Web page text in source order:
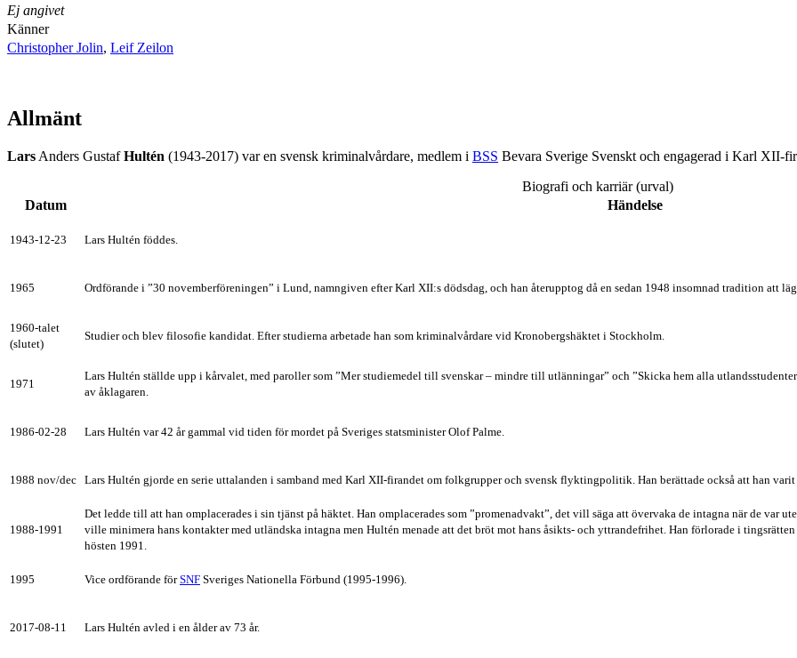
Ej angivet
Känner
Christopher Jolin, Leif Zeilon
Allmänt
Lars Anders GustafHultén (1943-2017) var en svensk kriminalvårdare, medlem i BSS Bevara Sverige Svenskt och engagerad i Karl XII-
Biografi och karriär (urval)
Datum
Händelse
1943-12-23 Lars Hultén föddes.
1965 Ordförande i ”30 novemberföreningen” i Lund, namngiven efter Karl XII:s dödsdag, och han återupptog då en sedan 1948 insomnad tradition att
1960-talet
(slutet)
Studier och blev filosofie kandidat. Efter studierna arbetade han som kriminalvårdare vid Kronobergshäktet i Stockholm.
1971
Lars Hultén ställde upp i kårvalet, med paroller som ”Mer studiemedel till svenskar – mindre till utlänningar” och ”Skicka hem alla
av åklagaren.
1986-02-28 Lars Hultén var 42 år gammal vid tiden för mordet på Sveriges statsminister Olof Palme.
1988 nov/dec Lars Hultén gjorde en serie uttalanden i samband med Karl XII-firandet om folkgrupper och svensk flyktingpolitik. Han berättade också att han varit
1988-1991
Det ledde till att han omplacerades i sin tjänst på häktet. Han omplacerades som ”promenadvakt”, det vill säga att övervaka de intagna när de var
ville minimera hans kontakter med utländska intagna men Hultén menade att det bröt mot hans åsikts- och yttrandefrihet. Han förlorade i
hösten 1991.
1995 Vice ordförande förSNF Sveriges Nationella Förbund (1995-1996).
2017-08-11 Lars Hultén avled i en ålder av 73 år.